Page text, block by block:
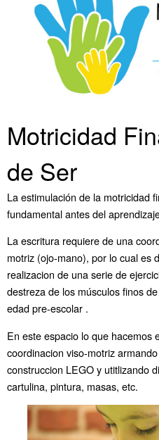
Motricidad
de Ser
La estimulación de la motricidad
fundamental antes del
La escritura requiere de una
motriz (ojo-mano), por lo cual es
realizacion de una serie de
destreza de los músculos finos
edad pre-escolar .
En este espacio lo que hacemos
coordinacion viso-motriz
construccion LEGO y utitlizando
cartulina, pintura, masas, etc.